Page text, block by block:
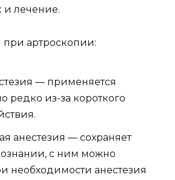
и лечение.
артроскопии:
— применяется
редко из-за короткого
анестезия — сохраняет
с ним можно
необходимости анестезия